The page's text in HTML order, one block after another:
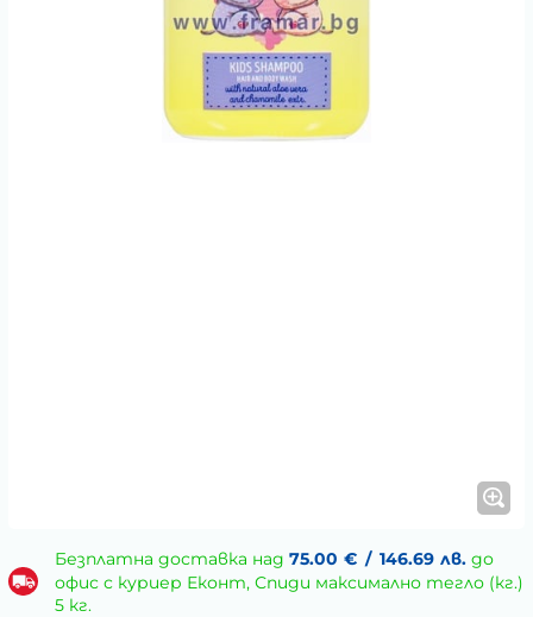
Безплатна доставка над 75.00 € / 146.69 лв.до
офис с куриер Еконт, Спиди максимално тегло (кг.)
5 кг.